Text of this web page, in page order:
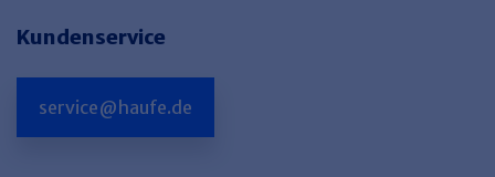
Kundenservice
service@haufe.de